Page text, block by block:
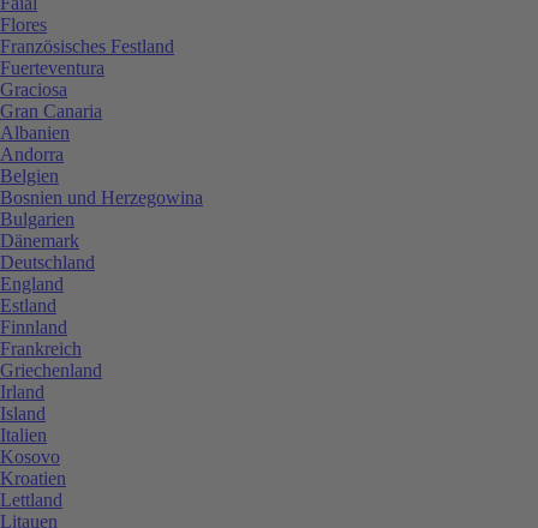
Flores
Französisches Festland
Fuerteventura
Graciosa
Gran Canaria
Albanien
Andorra
Belgien
Bosnien und Herzegowina
Bulgarien
Dänemark
Deutschland
England
Estland
Finnland
Frankreich
Griechenland
Irland
Island
Italien
Kosovo
Kroatien
Lettland
Litauen